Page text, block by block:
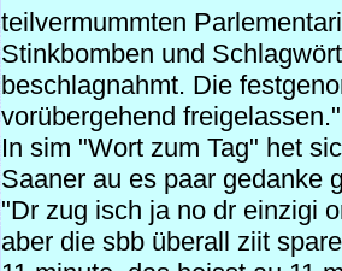
teilvermummten
Stinkbomben und
beschlagnahmt. Die
vorübergehend freigelassen."
In sim "Wort zum Tag" het
Saaner au es paar gedanke
"Dr zug isch ja no dr einzigi
aber die sbb überall ziit